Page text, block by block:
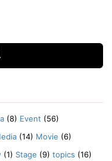
(8) Event (56)
(14) Movie (6)
(1) Stage (9) topics (16)